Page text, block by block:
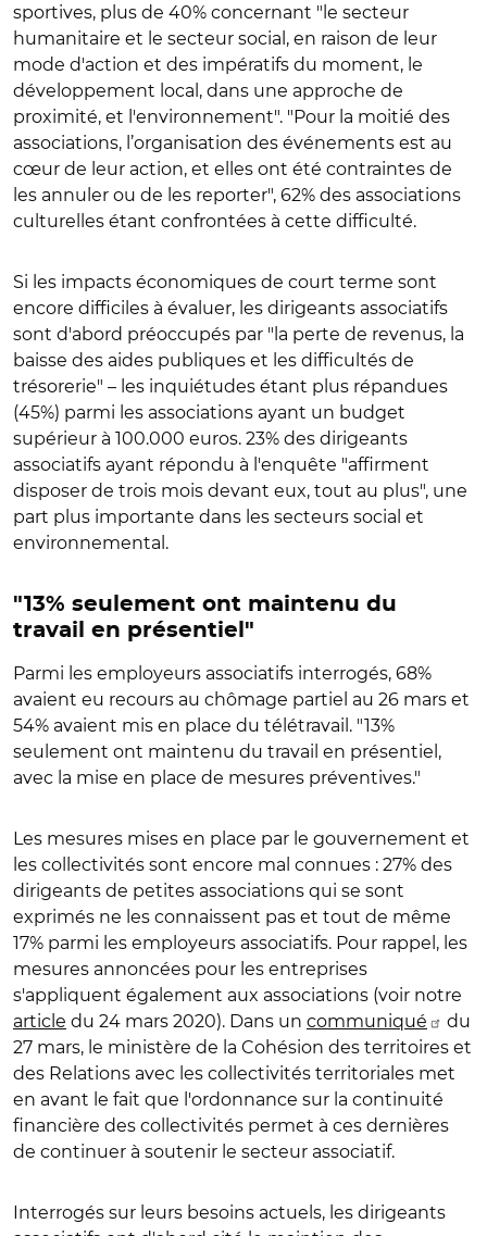
sportives, plus de 40% concernant "le secteur
humanitaire et le secteur social, en raison de leur
mode d'action et des impératifs du moment, le
développement local, dans une approche de
proximité, et l'environnement". "Pour la moitié des
associations, l’organisation des événements est au
cœur de leur action, et elles ont été contraintes de
les annuler ou de les reporter", 62% des associations
culturelles étant confrontées à cette difficulté.
Si les impacts économiques de court terme sont
encore difficiles à évaluer, les dirigeants associatifs
sont d'abord préoccupés par "la perte de revenus, la
baisse des aides publiques et les difficultés de
trésorerie" – les inquiétudes étant plus répandues
(45%) parmi les associations ayant un budget
supérieur à 100.000 euros. 23% des dirigeants
associatifs ayant répondu à l'enquête "affirment
disposer de trois mois devant eux, tout au plus", une
part plus importante dans les secteurs social et
environnemental.
"13% seulement ont maintenu du
travail en présentiel"
Parmi les employeurs associatifs interrogés, 68%
avaient eu recours au chômage partiel au 26 mars et
54% avaient mis en place du télétravail. "13%
seulement ont maintenu du travail en présentiel,
avec la mise en place de mesures préventives."
Les mesures mises en place par le gouvernement et
les collectivités sont encore mal connues : 27% des
dirigeants de petites associations qui se sont
exprimés ne les connaissent pas et tout de même
17% parmi les employeurs associatifs. Pour rappel, les
mesures annoncées pour les entreprises
s'appliquent également aux associations (voir notre
article du 24 mars 2020). Dans un communiqué
du
27 mars, le ministère de la Cohésion des territoires et
des Relations avec les collectivités territoriales met
en avant le fait que l'ordonnance sur la continuité
financière des collectivités permet à ces dernières
de continuer à soutenir le secteur associatif.
Interrogés sur leurs besoins actuels, les dirigeants